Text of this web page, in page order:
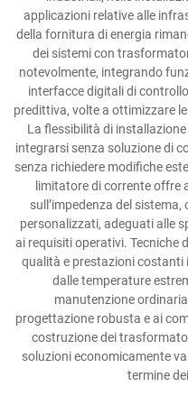
applicazioni relative alle
della fornitura di energia
dei sistemi con
notevolmente, integrando
interfacce digitali di
predittiva, volte a ottimizzare
La flessibilità di
integrarsi senza soluzione di
senza richiedere modifiche
limitatore di corrente offre
sull’impedenza del
personalizzati, adeguati alle
ai requisiti operativi. Tecniche
qualità e prestazioni costanti
dalle temperature
manutenzione
progettazione robusta e ai
costruzione dei
soluzioni economicamente
termine